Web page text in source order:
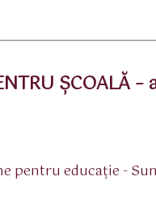
ȘCOALĂ
pentru educație -